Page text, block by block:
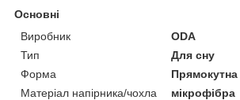
Основні
Виробник
ODA
Тип
Для сну
Форма
Прямокутна
Матеріал напірника/чохла
мікрофібра